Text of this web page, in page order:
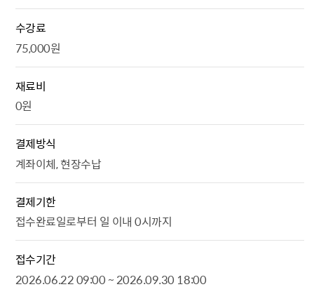
수강료
75,000원
재료비
0원
결제방식
계좌이체, 현장수납
결제기한
접수완료일로부터 일 이내 0시까지
접수기간
2026.06.22 09:00 ~ 2026.09.30 18:00